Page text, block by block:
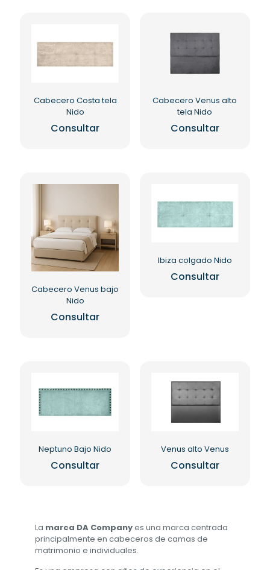
Las
opciones
pueden
en
la
de
Cabecero Costa tela
Nido
Consultar
Cabecero Venus alto
tela Nido
Consultar
Cabecero Venus bajo
Nido
Consultar
Ibiza colgado Nido
Consultar
Neptuno Bajo Nido
Consultar
Venus alto Venus
Consultar
La marca DA Companyes una marca centrada
principalmente en cabeceros de camas de
matrimonio e individuales.